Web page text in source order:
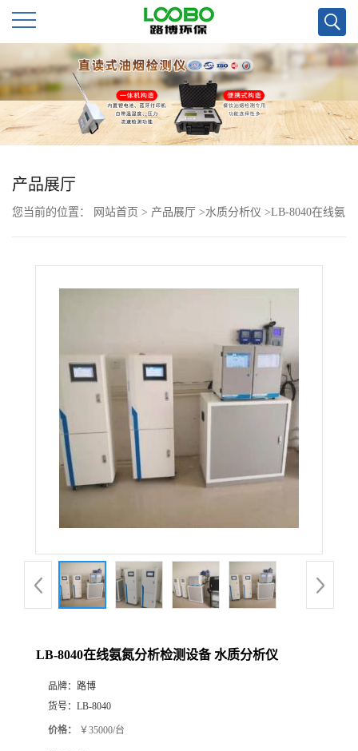
公
司
首
页
公
品
厅
产品展厅
您当前的位置： 网站首页 > 产品展厅 >水质分析仪 >LB-8040在线氨
LB-8040在线氨氮分析检测设备 水质分析仪
品牌： 路博
货号： LB-8040
价格： ￥35000/台